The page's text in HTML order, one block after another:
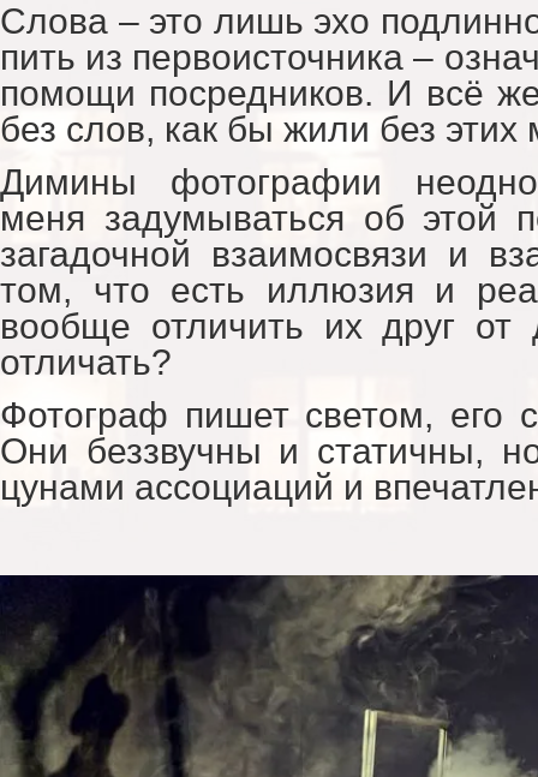
Слова – это лишь эхо
пить из первоисточника –
помощи посредников. И всё
без слов, как бы жили без этих
Димины фотографии
меня задумываться об этой
загадочной взаимосвязи и
том, что есть иллюзия и
вообще отличить их друг
отличать?
Фотограф пишет светом, его
Они беззвучны и статичны,
цунами ассоциаций и